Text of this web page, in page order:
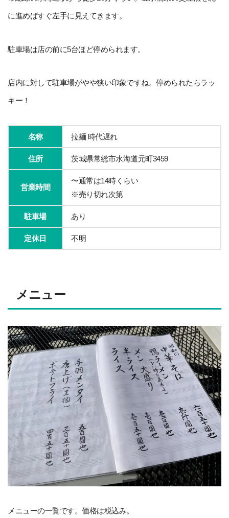
に進めばすぐ左手に見えてきます。
駐車場は店の前に5台ほど停められます。
店内に対して駐車場がやや狭い印象ですね。停められたらラッ
キー！
名称 拉麺 時代遅れ
住所 茨城県常総市水海道元町3459
営業時間
〜通常は14時くらい
※売り切れ次第
駐車場 あり
定休日 不明
メニュー
メニューの一覧です。価格は税込み。